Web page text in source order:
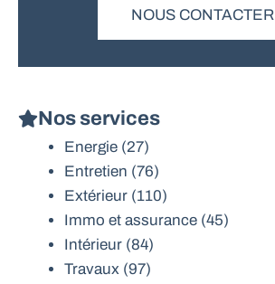
NOUS CONTACTER
Nos services
Energie (27)
Entretien (76)
Extérieur (110)
Immo et assurance (45)
Intérieur (84)
Travaux (97)